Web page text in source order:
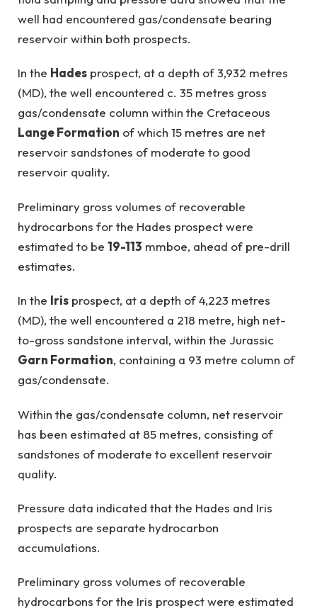
well had encountered gas/condensate bearing
reservoir within both prospects.
In the Hades prospect, at a depth of 3,932 metres
(MD), the well encountered c. 35 metres gross
gas/condensate column within the Cretaceous
Lange Formation of which 15 metres are net
reservoir sandstones of moderate to good
reservoir quality.
Preliminary gross volumes of recoverable
hydrocarbons for the Hades prospect were
estimated to be 19-113 mmboe, ahead of pre-drill
estimates.
In the Iris prospect, at a depth of 4,223 metres
(MD), the well encountered a 218 metre, high net-
to-gross sandstone interval, within the Jurassic
Garn Formation, containing a 93 metre column of
gas/condensate.
Within the gas/condensate column, net reservoir
has been estimated at 85 metres, consisting of
sandstones of moderate to excellent reservoir
quality.
Pressure data indicated that the Hades and Iris
prospects are separate hydrocarbon
accumulations.
Preliminary gross volumes of recoverable
hydrocarbons for the Iris prospect were estimated